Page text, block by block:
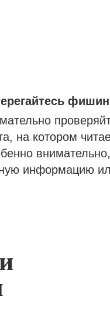
на котором
информацию